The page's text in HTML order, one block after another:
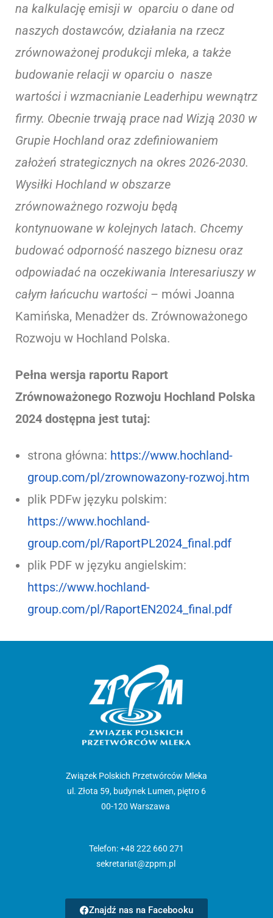
na kalkulację emisji w oparciu o dane od
naszych dostawców, działania na rzecz
zrównoważonej produkcji mleka, a także
budowanie relacji w oparciu o nasze
wartości i wzmacnianie Leaderhipu wewnątrz
firmy. Obecnie trwają prace nad Wizją 2030 w
Grupie Hochland oraz zdefiniowaniem
założeń strategicznych na okres 2026-2030.
Wysiłki Hochland w obszarze
zrównoważnego rozwoju będą
kontynuowane w kolejnych latach. Chcemy
budować odporność naszego biznesu oraz
odpowiadać na oczekiwania Interesariuszy w
całym łańcuchu wartości – mówi Joanna
Kamińska, Menadżer ds. Zrównoważonego
Rozwoju w Hochland Polska.
Pełna wersja raportu Raport
Zrównoważonego Rozwoju Hochland Polska
2024 dostępna jest tutaj:
strona główna: https://www.hochland-
group.com/pl/zrownowazony-rozwoj.htm
plik PDFw języku polskim:
https://www.hochland-
group.com/pl/RaportPL2024_final.pdf
plik PDF w języku angielskim:
https://www.hochland-
group.com/pl/RaportEN2024_final.pdf
Związek Polskich Przetwórców Mleka
ul. Złota 59, budynek Lumen, piętro 6
00-120 Warszawa
Telefon: +48 222 660 271
sekretariat@zppm.pl
Znajdź nas na Facebooku